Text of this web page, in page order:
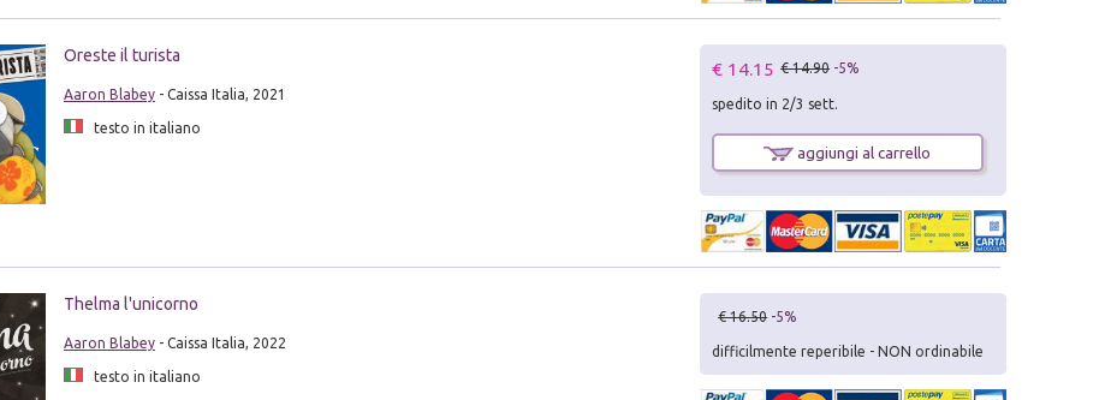
Oreste il turista
Aaron Blabey- Caissa Italia, 2021
testo in italiano
€ 14.15 € 14.90 -5%
spedito in 2/3 sett.
aggiungi al carrello
Thelma l'unicorno
Aaron Blabey- Caissa Italia, 2022
testo in italiano
€ 16.50 -5%
difficilmente reperibile - NON ordinabile